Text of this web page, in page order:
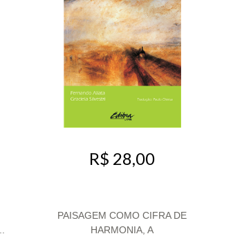
R$ 28,00
PAISAGEM COMO CIFRA DE
HARMONIA, A